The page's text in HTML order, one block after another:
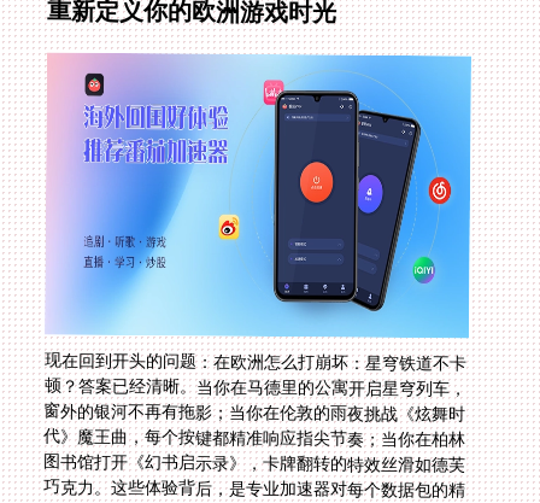
重新定义你的欧洲游戏时光
现在回到开头的问题：在欧洲怎么打崩坏：星穹铁道不卡
顿？答案已经清晰。当你在马德里的公寓开启星穹列车，
窗外的银河不再有拖影；当你在伦敦的雨夜挑战《炫舞时
代》魔王曲，每个按键都精准响应指尖节奏；当你在柏林
图书馆打开《幻书启示录》，卡牌翻转的特效丝滑如德芙
巧克力。这些体验背后，是专业加速器对每个数据包的精
心护航。距离从来不该是阻碍热爱的理由，选对工具，整